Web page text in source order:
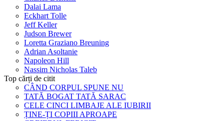
Dalai Lama
Eckhart Tolle
Jeff Keller
Judson Brewer
Loretta Graziano Breuning
Adrian Asoltanie
Napoleon Hill
Nassim Nicholas Taleb
Top cărți de citit
CÂND CORPUL SPUNE NU
TATĂ BOGAT TATĂ SARAC
CELE CINCI LIMBAJE ALE IUBIRII
ȚINE-ȚI COPIII APROAPE